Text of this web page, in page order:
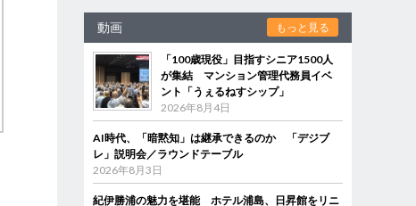
動画 もっと見る
「100歳現役」目指すシニア1500人
が集結 マンション管理代務員イベ
ント「うぇるねすシップ」
2026年8月4日
AI時代、「暗黙知」は継承できるのか 「デジブ
レ」説明会／ラウンドテーブル
2026年8月3日
紀伊勝浦の魅力を堪能 ホテル浦島、日昇館をリニ